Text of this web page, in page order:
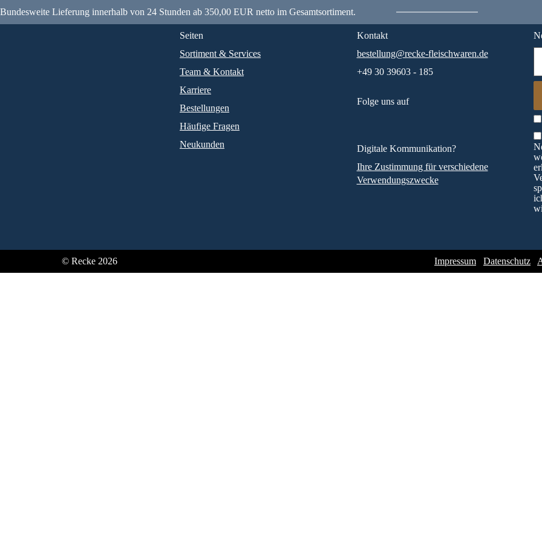
Bundesweite Lieferung innerhalb von 24 Stunden ab 350,00 EUR netto im Gesamtsortiment.
Seiten
Sortiment & Services
Team & Kontakt
Karriere
Bestellungen
Häufige Fragen
Neukunden
Kontakt
bestellung@recke-fleischwaren.de
+49 30 39603 - 185
Folge uns auf
Digitale Kommunikation?
Ihre Zustimmung für verschiedene
Verwendungszwecke
© Recke 2026 Impressum Datenschutz